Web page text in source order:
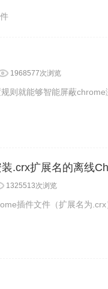
1968577次浏览
则就能够智能屏蔽chrome
.crx扩展名的离线
1325513次浏览
插件文件（扩展名为